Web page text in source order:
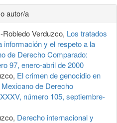
autor/a
Verduzco, Los tratados
información y el respeto a la
de Derecho Comparado:
97, enero-abril de 2000
El crimen de genocidio en
de Derecho
número 105, septiembre-
Derecho internacional y